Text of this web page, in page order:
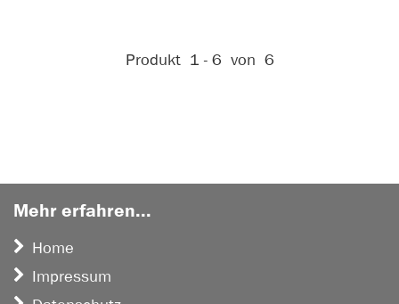
Aktive Filter:
Produkt 1 - 6 von 6
Mehr erfahren...
Home
Impressum